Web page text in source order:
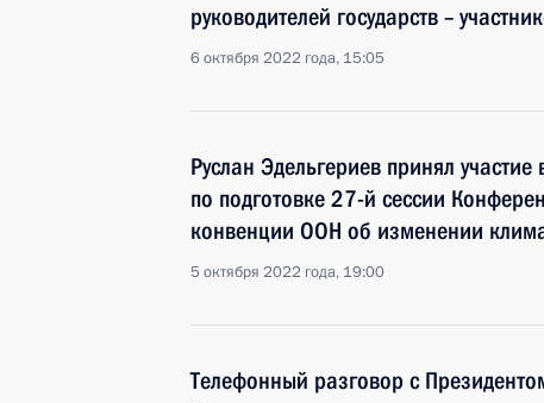
руководителей государств –
6 октября 2022 года, 15:05
Руслан Эдельгериев принял
по подготовке 27-й сессии
конвенции ООН об изменении
5 октября 2022 года, 19:00
Телефонный разговор с